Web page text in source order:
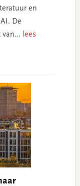
en
De
van... lees